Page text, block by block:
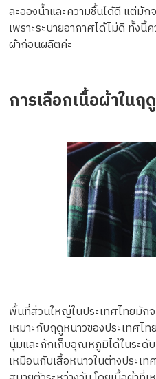
ละอองน้ำและความชื้นได้ดี แต่มัก
เพราะระบายอากาศได้ไม่ดี ทั้ง
ผ้าก่อนผลิตค่ะ
การเลือกเนื้อผ้าในฤ
พื้นที่ส่วนใหญ่ในประเทศไทยมักจ
เหมาะกับฤดูหนาวของประเทศไ
นุ่มและกักเก็บอุณหภูมิได้ในระดั
เหมือนกับเสื้อหนาวในต่างประเ